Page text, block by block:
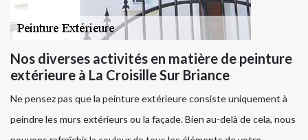
Nos diverses activités en matière de peinture
extérieure à La Croisille Sur Briance
Ne pensez pas que la peinture extérieure consiste uniquement à
peindre les murs extérieurs ou la façade. Bien au-delà de cela, nous